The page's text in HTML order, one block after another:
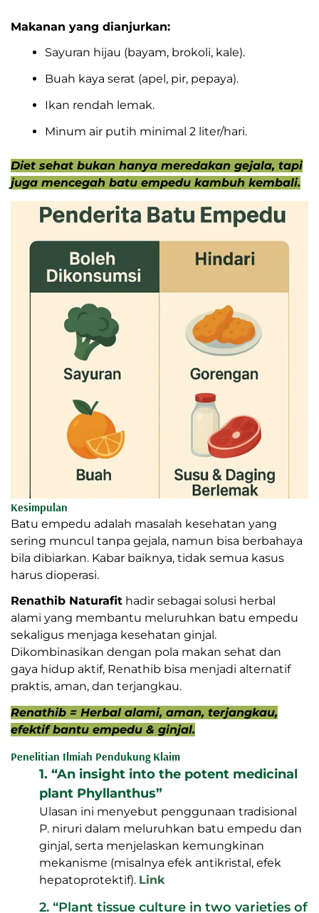
Makanan yang dianjurkan:
Sayuran hijau (bayam, brokoli, kale).
Buah kaya serat (apel, pir, pepaya).
Ikan rendah lemak.
Minum air putih minimal 2 liter/hari.
Diet sehat bukan hanya meredakan gejala, tapi
juga mencegah batu empedu kambuh kembali.
Kesimpulan
Batu empedu adalah masalah kesehatan yang
sering muncul tanpa gejala, namun bisa berbahaya
bila dibiarkan. Kabar baiknya, tidak semua kasus
harus dioperasi.
Renathib Naturafit hadir sebagai solusi herbal
alami yang membantu meluruhkan batu empedu
sekaligus menjaga kesehatan ginjal.
Dikombinasikan dengan pola makan sehat dan
gaya hidup aktif, Renathib bisa menjadi alternatif
praktis, aman, dan terjangkau.
Renathib = Herbal alami, aman, terjangkau,
efektif bantu empedu & ginjal.
Penelitian Ilmiah Pendukung Klaim
1. “An insight into the potent medicinal
plant Phyllanthus”
Ulasan ini menyebut penggunaan tradisional
P. niruri dalam meluruhkan batu empedu dan
ginjal, serta menjelaskan kemungkinan
mekanisme (misalnya efek antikristal, efek
hepatoprotektif). Link
2. “Plant tissue culture in two varieties of